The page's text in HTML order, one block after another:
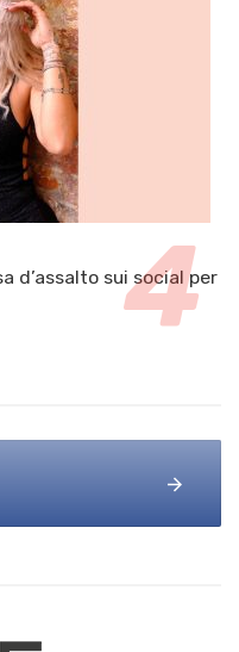
d’assalto sui social per